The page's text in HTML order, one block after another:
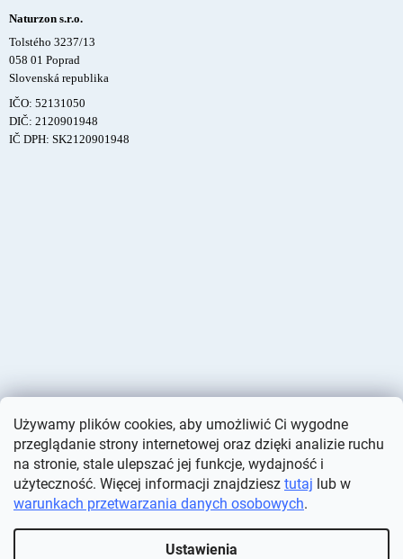
Używamy plików cookies, aby umożliwić Ci wygodne
przeglądanie strony internetowej oraz dzięki analizie ruchu
na stronie, stale ulepszać jej funkcje, wydajność i
użyteczność. Więcej informacji znajdziesz tutaj lub w
warunkach przetwarzania danych osobowych.
Ustawienia
Naturzon s.r.o.
Tolstého 3237/13
058 01 Poprad
Slovenská republika
IČO: 52131050
DIČ: 2120901948
IČ DPH: SK2120901948